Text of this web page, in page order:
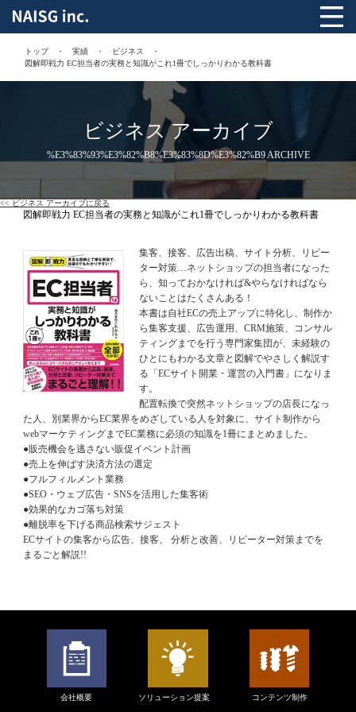
トップ 実績
ビジネス
図解即戦力 EC担当者の実務と知識がこれ1冊でしっかりわかる教科書
ビジネス アーカイブ
%E3%83%93%E3%82%B8%E3%83%8D%E3%82%B9 ARCHIVE
<< ビジネス アーカイブに戻る
図解即戦力 EC担当者の実務と知識がこれ1冊でしっかりわかる教科書
集客、接客、広告出稿、サイト分析、リピー
ター対策…ネットショップの担当者になった
ら、知っておかなければ&やらなければなら
ないことはたくさんある！
本書は自社ECの売上アップに特化し、制作か
ら集客支援、広告運用、CRM施策、コンサル
ティングまでを行う専門家集団が、未経験の
ひとにもわかる文章と図解でやさしく解説す
る「ECサイト開業・運営の入門書」になりま
す。
配置転換で突然ネットショップの店長になっ
た人、別業界からEC業界をめざしている人を対象に、サイト制作から
webマーケティングまでEC業務に必須の知識を1冊にまとめました。
●販売機会を逃さない販促イベント計画
●売上を伸ばす決済方法の選定
●フルフィルメント業務
●SEO・ウェブ広告・SNSを活用した集客術
●効果的なカゴ落ち対策
●離脱率を下げる商品検索サジェスト
ECサイトの集客から広告、接客、 分析と改善、リピーター対策までを
まるごと解説!!
会社概要 ソリューション提案 コンテンツ制作